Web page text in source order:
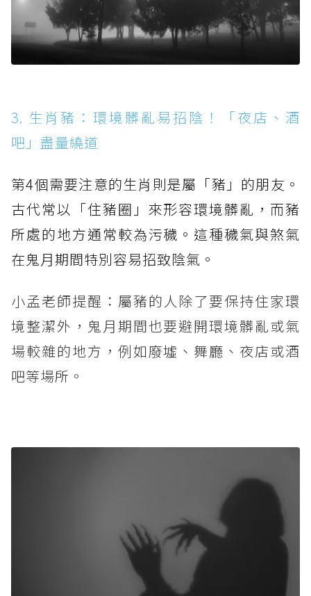
3. 生肖豬：環境髒亂易招陰！「夜店、酒
吧」盡量繞道
第4個需要注意的生肖則是屬「豬」的朋友。
古代常以「住豬圈」來形容環境髒亂，而豬
所處的地方通常較為污穢。這種穢氣與煞氣
在鬼月期間特別容易招致陰氣。
小孟老師提醒：屬豬的人除了要保持住家環
境整潔外，鬼月期間也要避開環境髒亂或氣
場較雜的地方，例如廢墟、舞廳、夜店或酒
吧等場所。